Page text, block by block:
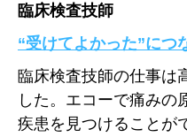
臨床検査技師
“受けてよかった”につ
臨床検査技師の仕事は
した。エコーで痛みの
疾患を見つけることが